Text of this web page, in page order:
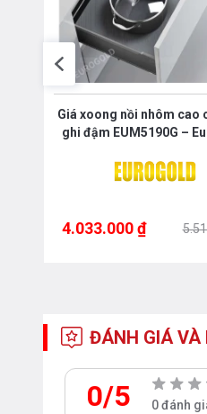
Giá xoong nồi nhôm cao
ghi đậm EUM5190G –
4.033.000 ₫
ĐÁNH GIÁ VÀ
0/5 0 đánh